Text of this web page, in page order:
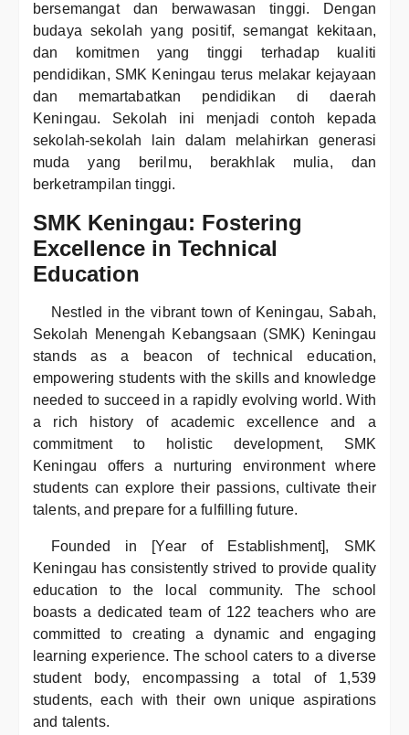
bersemangat dan berwawasan tinggi. Dengan
budaya sekolah yang positif, semangat kekitaan,
dan komitmen yang tinggi terhadap kualiti
pendidikan, SMK Keningau terus melakar kejayaan
dan memartabatkan pendidikan di daerah
Keningau. Sekolah ini menjadi contoh kepada
sekolah-sekolah lain dalam melahirkan generasi
muda yang berilmu, berakhlak mulia, dan
berketrampilan tinggi.
SMK Keningau: Fostering
Excellence in Technical
Education
Nestled in the vibrant town of Keningau, Sabah,
Sekolah Menengah Kebangsaan (SMK) Keningau
stands as a beacon of technical education,
empowering students with the skills and knowledge
needed to succeed in a rapidly evolving world. With
a rich history of academic excellence and a
commitment to holistic development, SMK
Keningau offers a nurturing environment where
students can explore their passions, cultivate their
talents, and prepare for a fulfilling future.
Founded in [Year of Establishment], SMK
Keningau has consistently strived to provide quality
education to the local community. The school
boasts a dedicated team of 122 teachers who are
committed to creating a dynamic and engaging
learning experience. The school caters to a diverse
student body, encompassing a total of 1,539
students, each with their own unique aspirations
and talents.